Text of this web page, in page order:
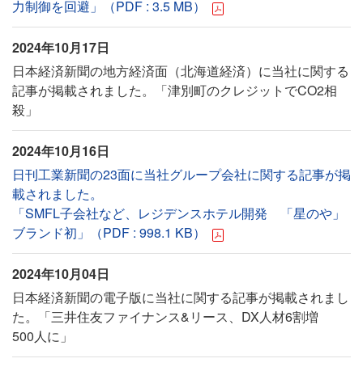
力制御を回避」（PDF : 3.5 MB）
2024年10月17日
日本経済新聞の地方経済面（北海道経済）に当社に関する
記事が掲載されました。「津別町のクレジットでCO2相
殺」
2024年10月16日
日刊工業新聞の23面に当社グループ会社に関する記事が掲
載されました。
「SMFL子会社など、レジデンスホテル開発 「星のや」
ブランド初」（PDF : 998.1 KB）
2024年10月04日
日本経済新聞の電子版に当社に関する記事が掲載されまし
た。「三井住友ファイナンス&リース、DX人材6割増
500人に」